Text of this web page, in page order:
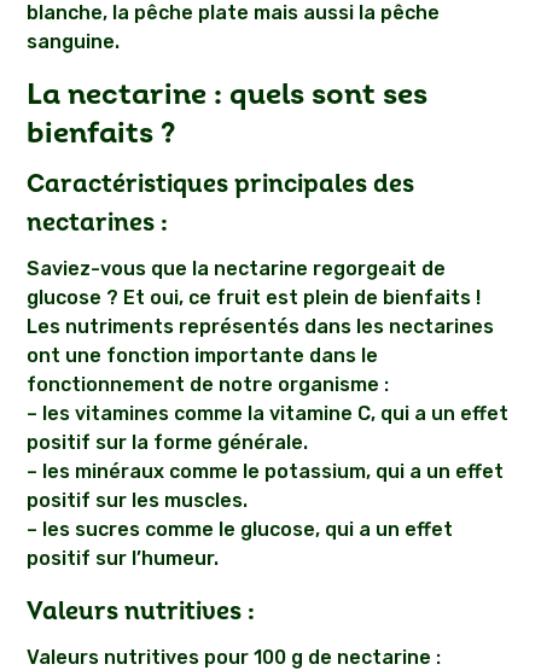
blanche, la pêche plate mais aussi la pêche
sanguine.
La nectarine : quels sont ses
bienfaits ?
Caractéristiques principales des
nectarines :
Saviez-vous que la nectarine regorgeait de
glucose ? Et oui, ce fruit est plein de bienfaits !
Les nutriments représentés dans les nectarines
ont une fonction importante dans le
fonctionnement de notre organisme :
– les vitamines comme la vitamine C, qui a un effet
positif sur la forme générale.
– les minéraux comme le potassium, qui a un effet
positif sur les muscles.
– les sucres comme le glucose, qui a un effet
positif sur l’humeur.
Valeurs nutritives :
Valeurs nutritives pour 100 g de nectarine :